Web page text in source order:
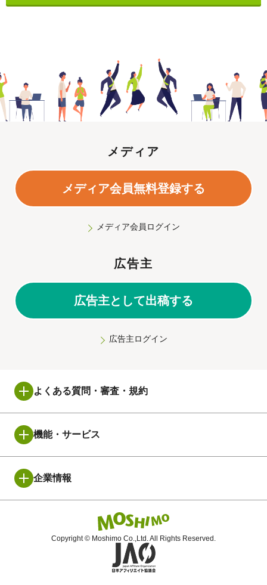
メディア
メディア会員無料登録する
メディア会員ログイン
広告主
広告主として出稿する
広告主ログイン
機能・サービス
はじめての方へ
楽天モーションウィジェット
もしもキャッシュバック
よくある質問・審査・規約
もしもアフィリエイトメディア利用規約
【広告主用】よくある質問
企業情報
Copyright © Moshimo Co.,Ltd. All Rights Reserved.